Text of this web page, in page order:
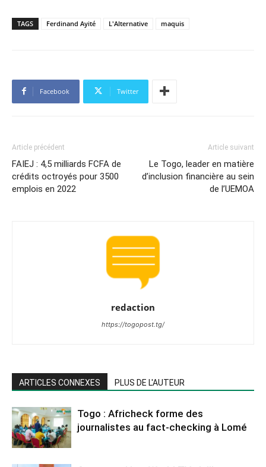
TAGS Ferdinand Ayité L'Alternative maquis
Facebook Twitter
Article précédent
FAIEJ : 4,5 milliards FCFA de
crédits octroyés pour 3500
emplois en 2022
Article suivant
Le Togo, leader en matière
d’inclusion financière au sein
de l’UEMOA
redaction
https://togopost.tg/
ARTICLES CONNEXES PLUS DE L'AUTEUR
Togo : Africheck forme des
journalistes au fact-checking à Lomé